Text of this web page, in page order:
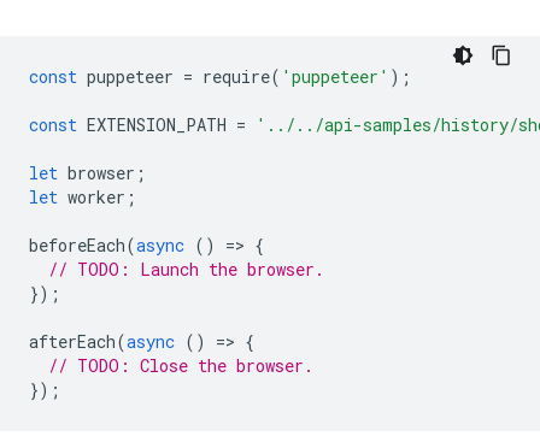
const puppeteer = require( 'puppeteer' );
const EXTENSION_PATH = '../../api-samples/history/
let browser ;
let worker ;
beforeEach(async () => {
// TODO: Launch the browser.
});
afterEach(async () => {
// TODO: Close the browser.
});